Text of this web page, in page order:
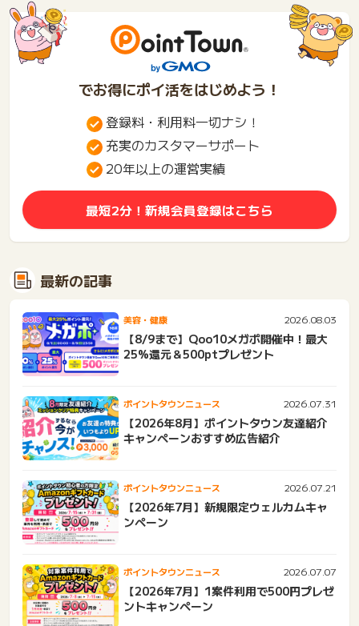
でお得にポイ活をはじめよう！
登録料・利用料一切ナシ！
充実のカスタマーサポート
20年以上の運営実績
最短2分！新規会員登録はこちら
最新の記事
美容・健康 2026.08.03
【8/9まで】Qoo10メガポ開催中！最大
25%還元＆500ptプレゼント
ポイントタウンニュース 2026.07.31
【2026年8月】ポイントタウン友達紹介
キャンペーンおすすめ広告紹介
ポイントタウンニュース 2026.07.21
【2026年7月】新規限定ウェルカムキャ
ンペーン
ポイントタウンニュース 2026.07.07
【2026年7月】1案件利用で500円プレゼ
ントキャンペーン